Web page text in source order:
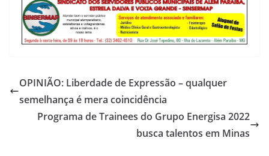
OPINIÃO: Liberdade de Expressão – qualquer
semelhança é mera coincidência
Programa de Trainees do Grupo Energisa 2022
busca talentos em Minas